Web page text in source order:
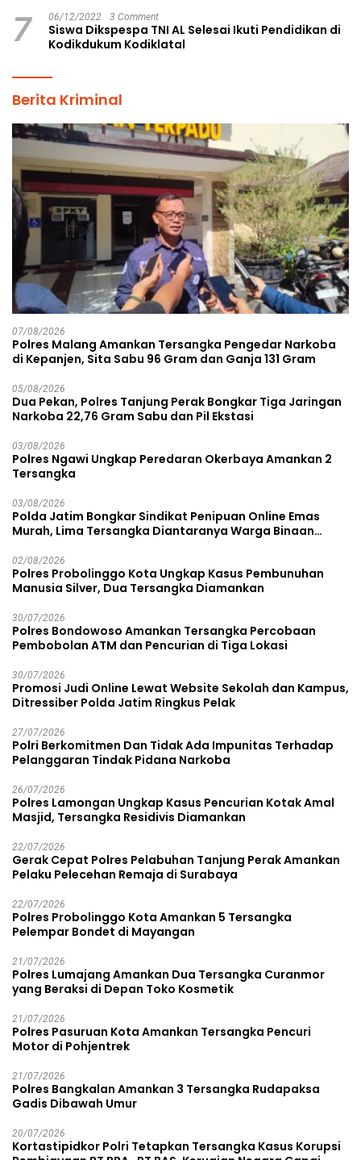
7 06/12/2022 3 Comment
Siswa Dikspespa TNI AL Selesai Ikuti Pendidikan di
Kodikdukum Kodiklatal
Berita Kriminal
07/08/2026
Polres Malang Amankan Tersangka Pengedar Narkoba
di Kepanjen, Sita Sabu 96 Gram dan Ganja 131 Gram
05/08/2026
Dua Pekan, Polres Tanjung Perak Bongkar Tiga Jaringan
Narkoba 22,76 Gram Sabu dan Pil Ekstasi
03/08/2026
Polres Ngawi Ungkap Peredaran Okerbaya Amankan 2
Tersangka
03/08/2026
Polda Jatim Bongkar Sindikat Penipuan Online Emas
Murah, Lima Tersangka Diantaranya Warga Binaan
02/08/2026
Polres Probolinggo Kota Ungkap Kasus Pembunuhan
Manusia Silver, Dua Tersangka Diamankan
30/07/2026
Polres Bondowoso Amankan Tersangka Percobaan
Pembobolan ATM dan Pencurian di Tiga Lokasi
30/07/2026
Promosi Judi Online Lewat Website Sekolah dan Kampus,
Ditressiber Polda Jatim Ringkus Pelak
27/07/2026
Polri Berkomitmen Dan Tidak Ada Impunitas Terhadap
Pelanggaran Tindak Pidana Narkoba
26/07/2026
Polres Lamongan Ungkap Kasus Pencurian Kotak Amal
Masjid, Tersangka Residivis Diamankan
22/07/2026
Gerak Cepat Polres Pelabuhan Tanjung Perak Amankan
Pelaku Pelecehan Remaja di Surabaya
22/07/2026
Polres Probolinggo Kota Amankan 5 Tersangka
Pelempar Bondet di Mayangan
21/07/2026
Polres Lumajang Amankan Dua Tersangka Curanmor
yang Beraksi di Depan Toko Kosmetik
21/07/2026
Polres Pasuruan Kota Amankan Tersangka Pencuri
Motor di Pohjentrek
21/07/2026
Polres Bangkalan Amankan 3 Tersangka Rudapaksa
Gadis Dibawah Umur
20/07/2026
Kortastipidkor Polri Tetapkan Tersangka Kasus Korupsi